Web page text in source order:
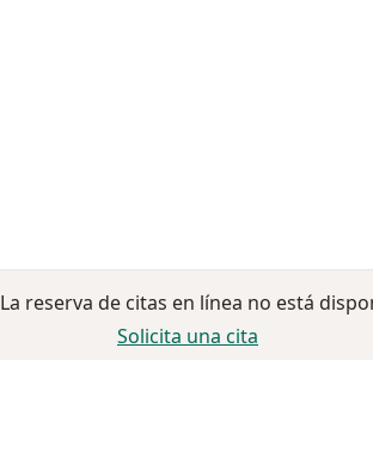
La reserva de citas en línea no está
Solicita una cita